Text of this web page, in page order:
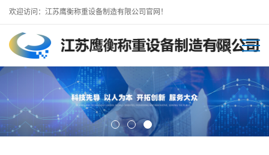
欢迎访问：江苏鹰衡称重设备制造有限公司官网！